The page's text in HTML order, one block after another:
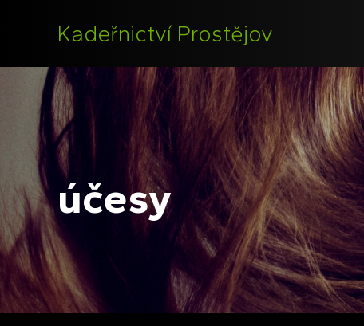
Kadeřnictví Prostějov
účesy